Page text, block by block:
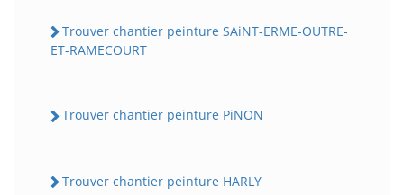
Trouver chantier peinture SAiNT-ERME-OUTRE-
ET-RAMECOURT
Trouver chantier peinture PiNON
Trouver chantier peinture HARLY